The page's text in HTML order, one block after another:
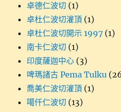
卓德仁波切 (1)
卓杜仁波切灌頂 (1)
卓杜仁波切開示 1997 (1)
南卡仁波切 (1)
印度薩迦中心 (3)
啤瑪諸古 Pema Tulku
喬美仁波切灌頂 (1)
噶仟仁波切 (13)